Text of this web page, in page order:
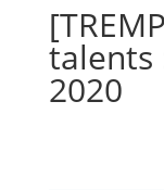
talents
2020